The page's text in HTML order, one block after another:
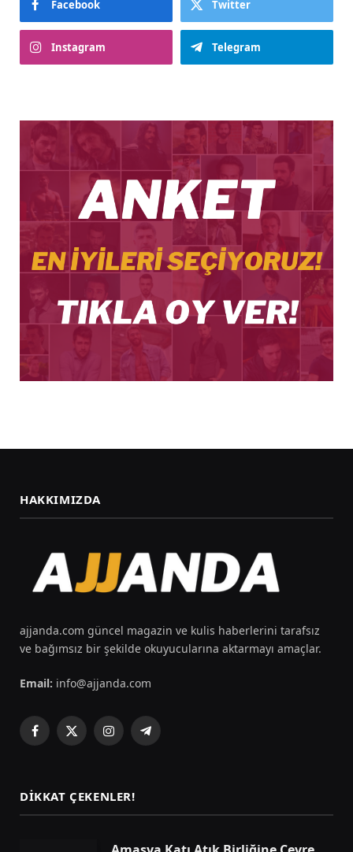
Facebook Twitter
Instagram Telegram
HAKKIMIZDA
ajjanda.com güncel magazin ve kulis haberlerini tarafsız
ve bağımsız bir şekilde okuyucularına aktarmayı amaçlar.
Email: info@ajjanda.com
Facebook
X
InstagramTelegram
DIKKAT ÇEKENLER!